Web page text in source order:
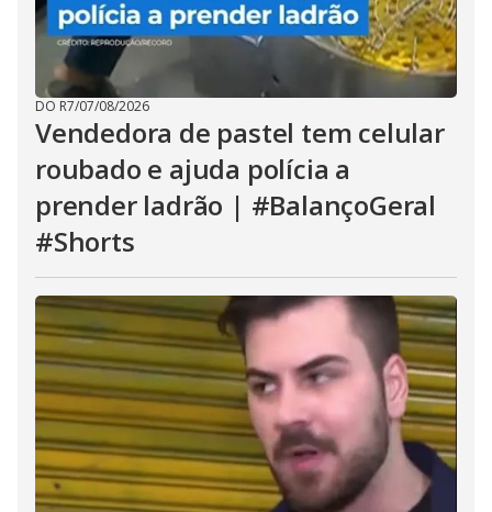
DO R7/07/08/2026
Vendedora de pastel tem celular
roubado e ajuda polícia a
prender ladrão | #BalançoGeral
#Shorts